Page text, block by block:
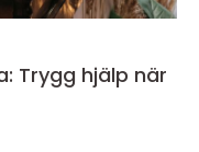
Trygg hjälp när